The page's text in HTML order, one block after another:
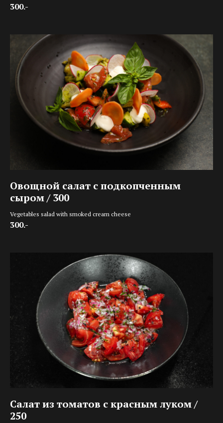
300.-
Овощной салат с подкопченным
сыром / 300
Vegetables salad with smoked cream cheese
300.-
Салат из томатов с красным луком /
250